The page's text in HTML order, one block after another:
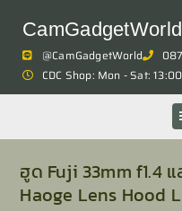
CamGadgetWorld
@CamGadgetWorld
CDC Shop: Mon - Sat:
ฮูด Fuji 33mm f1.4 แ
Haoge Lens Hood